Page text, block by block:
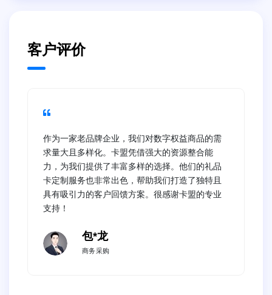
客户评价
作为一家老品牌企业，我们对数字权益商品的需
求量大且多样化。卡盟凭借强大的资源整合能
力，为我们提供了丰富多样的选择。他们的礼品
卡定制服务也非常出色，帮助我们打造了独特且
具有吸引力的客户回馈方案。很感谢卡盟的专业
支持！
包*龙
商务采购